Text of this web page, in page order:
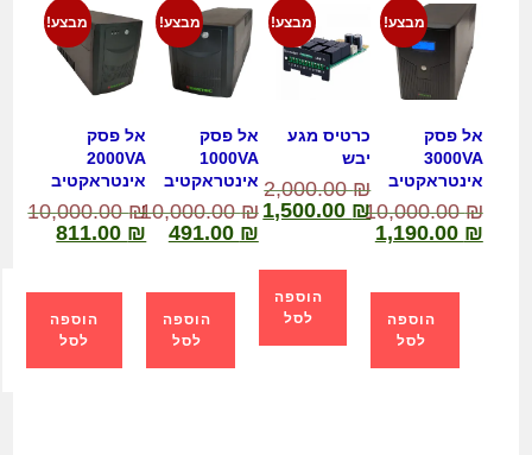
מבצע!
אל פסק
3000VA
אינטראקטיב
10,000.00₪
1,190.00 ₪
הוספה
לסל
מבצע!
כרטיס מגע
יבש
2,000.00₪
1,500.00 ₪
הוספה
לסל
מבצע!
אל פסק
1000VA
אינטראקטיב
10,000.00₪
491.00 ₪
הוספה
לסל
מבצע!
אל פסק
2000VA
אינטראקטיב
10,000.00₪
811.00 ₪
הוספה
לסל